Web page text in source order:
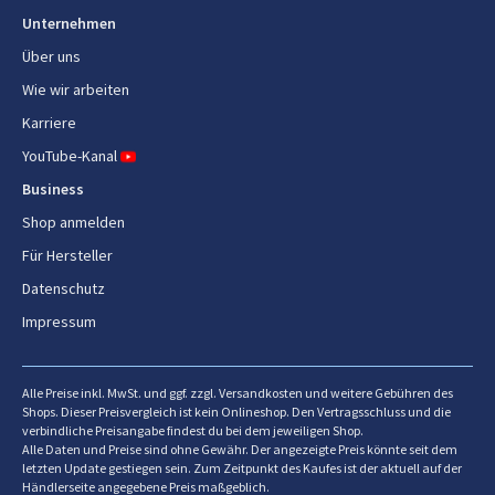
Unternehmen
Über uns
Wie wir arbeiten
Karriere
YouTube-Kanal
Business
Shop anmelden
Für Hersteller
Datenschutz
Impressum
Alle Preise inkl. MwSt. und ggf. zzgl. Versandkosten und weitere Gebühren des
Shops. Dieser Preisvergleich ist kein Onlineshop. Den Vertragsschluss und die
verbindliche Preisangabe findest du bei dem jeweiligen Shop.
Alle Daten und Preise sind ohne Gewähr. Der angezeigte Preis könnte seit dem
letzten Update gestiegen sein. Zum Zeitpunkt des Kaufes ist der aktuell auf der
Händlerseite angegebene Preis maßgeblich.